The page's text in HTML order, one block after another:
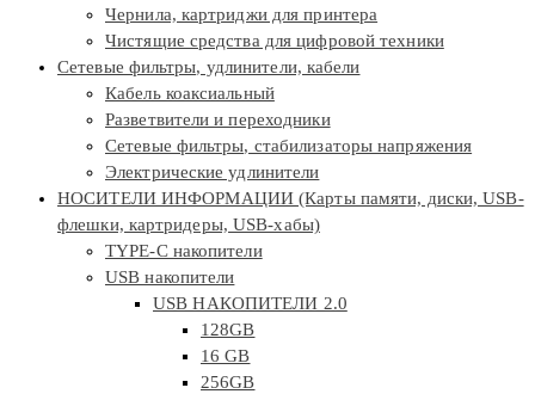
Чернила, картриджи для принтера
Чистящие средства для цифровой техники
Сетевые фильтры, удлинители, кабели
Кабель коаксиальный
Разветвители и переходники
Сетевые фильтры, стабилизаторы напряжения
Электрические удлинители
НОСИТЕЛИ ИНФОРМАЦИИ (Карты памяти, диски, USB-
флешки, картридеры, USB-хабы)
TYPE-C накопители
USB накопители
USB НАКОПИТЕЛИ 2.0
128GB
16 GB
256GB